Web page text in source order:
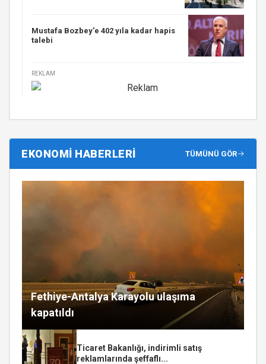
Mustafa Bozbey'e 402 yıla kadar hapis
talebi
REKLAM
EKONOMİ HABERLERİ TÜMÜNÜ GÖR
Fethiye-Antalya Karayolu ulaşıma
kapatıldı
Ticaret Bakanlığı, indirimli satış
reklamlarında şeffaflı...